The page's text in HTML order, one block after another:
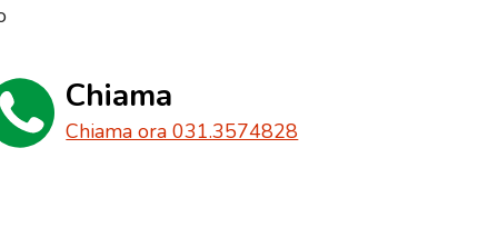
Chiama
Chiama ora 031.3574828